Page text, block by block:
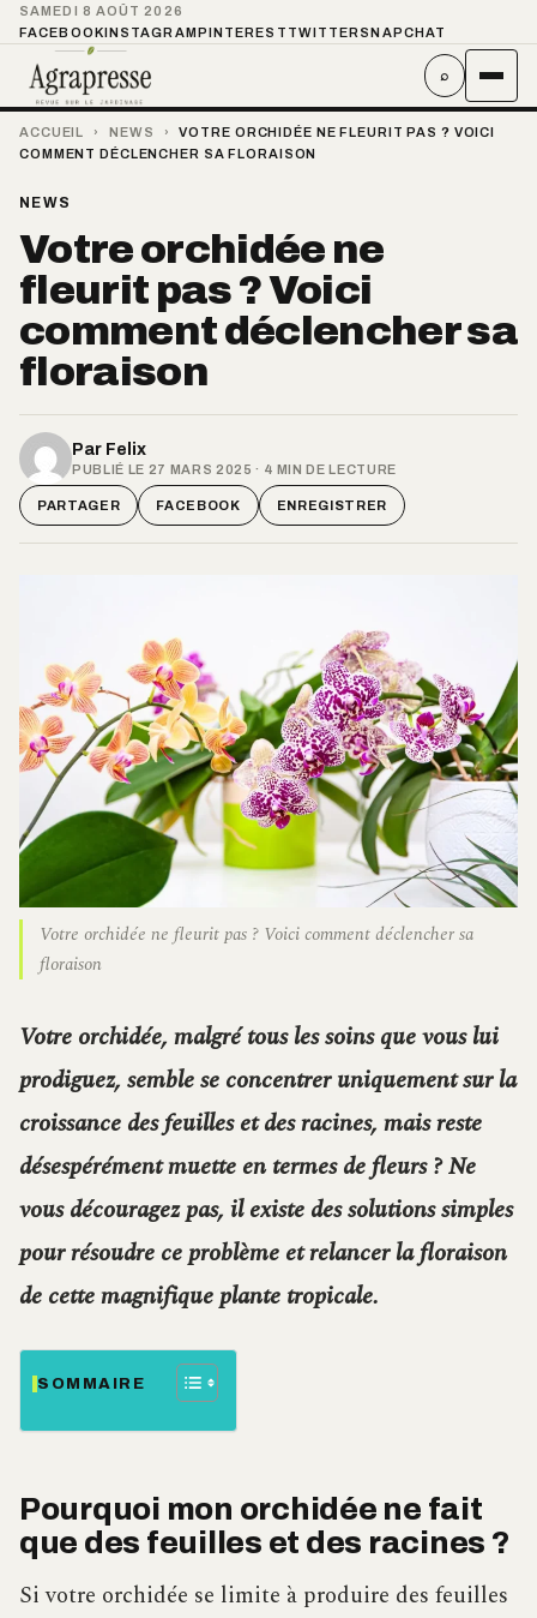
SAMEDI 8 AOÛT 2026
FACEBOOKINSTAGRAMPINTEREST TWITTER SNAPCHAT
⌕
ACCUEIL › NEWS ›
VOTRE ORCHIDÉE NE FLEURIT PAS ? VOICI
COMMENT DÉCLENCHER SA FLORAISON
NEWS
Votre orchidée ne
fleurit pas ? Voici
comment déclencher sa
floraison
Par Felix
PUBLIÉ LE 27 MARS 2025 · 4 MIN DE LECTURE
PARTAGER FACEBOOK ENREGISTRER
Votre orchidée ne fleurit pas ? Voici comment déclencher sa
floraison
Votre orchidée, malgré tous les soins que vous lui
prodiguez, semble se concentrer uniquement sur la
croissance des feuilles et des racines, mais reste
désespérément muette en termes de fleurs ? Ne
vous découragez pas, il existe des solutions simples
pour résoudre ce problème et relancer la floraison
de cette magnifique plante tropicale.
SOMMAIRE
Pourquoi mon orchidée ne fait
que des feuilles et des racines ?
Si votre orchidée se limite à produire des feuilles